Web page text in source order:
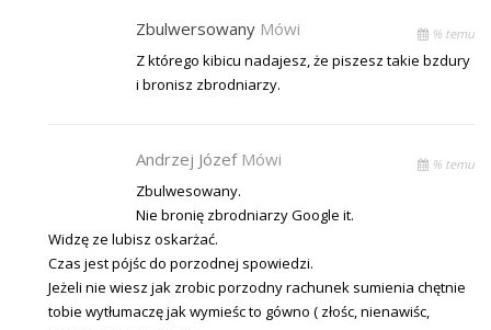
Zbulwersowany Mówi % temu
Z którego kibicu nadajesz, że piszesz takie bzdury
i bronisz zbrodniarzy.
Andrzej Józef Mówi % temu
Zbulwesowany.
Nie bronię zbrodniarzy Google it.
Widzę ze lubisz oskarżać.
Czas jest pójśc do porzodnej spowiedzi.
Jeżeli nie wiesz jak zrobic porzodny rachunek sumienia chętnie
tobie wytłumaczę jak wymieśc to gówno ( złośc, nienawiśc,